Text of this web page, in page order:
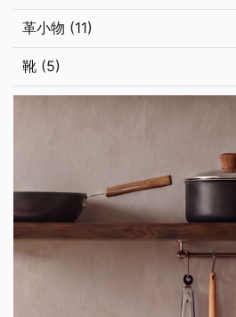
革小物 (11)
靴 (5)